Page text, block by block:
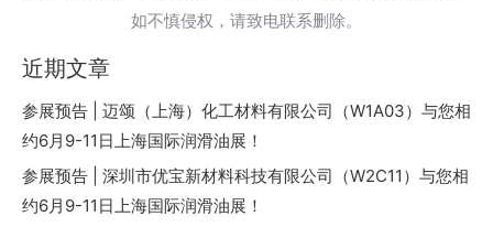
如不慎侵权，请致电联系删除。
近期文章
参展预告 | 迈颂（上海）化工材料有限公司（W1A03）与您相
约6月9-11日上海国际润滑油展！
参展预告 | 深圳市优宝新材料科技有限公司（W2C11）与您相
约6月9-11日上海国际润滑油展！